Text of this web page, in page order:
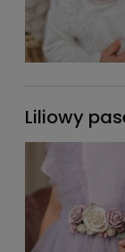
Liliowy